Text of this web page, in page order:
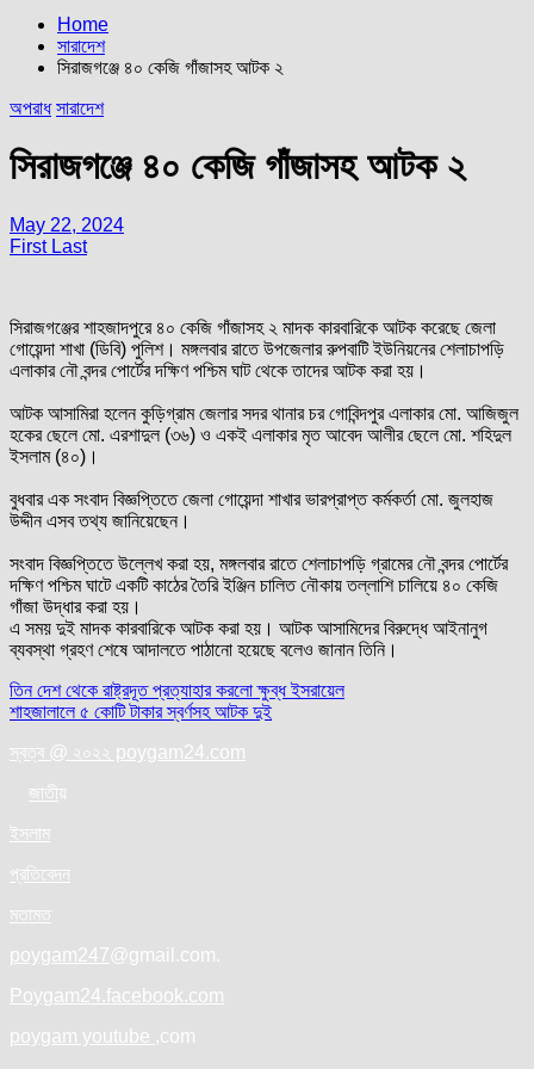
Home
সারাদেশ
সিরাজগঞ্জে ৪০ কেজি গাঁজাসহ আটক ২
অপরাধ সারাদেশ
সিরাজগঞ্জে ৪০ কেজি গাঁজাসহ আটক ২
May 22, 2024
First Last
সিরাজগঞ্জের শাহজাদপুরে ৪০ কেজি গাঁজাসহ ২ মাদক কারবারিকে আটক করেছে জেলা
গোয়েন্দা শাখা (ডিবি) পুলিশ। মঙ্গলবার রাতে উপজেলার রুপবাটি ইউনিয়নের শেলাচাপড়ি
এলাকার নৌ বন্দর পোর্টের দক্ষিণ পশ্চিম ঘাট থেকে তাদের আটক করা হয়।
আটক আসামিরা হলেন কুড়িগ্রাম জেলার সদর থানার চর গোবিন্দপুর এলাকার মো. আজিজুল
হকের ছেলে মো. এরশাদুল (৩৬) ও একই এলাকার মৃত আবেদ আলীর ছেলে মো. শহিদুল
ইসলাম (৪০)।
বুধবার এক সংবাদ বিজ্ঞপ্তিতে জেলা গোয়েন্দা শাখার ভারপ্রাপ্ত কর্মকর্তা মো. জুলহাজ
উদ্দীন এসব তথ্য জানিয়েছেন।
সংবাদ বিজ্ঞপ্তিতে উল্লেখ করা হয়, মঙ্গলবার রাতে শেলাচাপড়ি গ্রামের নৌ বন্দর পোর্টের
দক্ষিণ পশ্চিম ঘাটে একটি কাঠের তৈরি ইঞ্জিন চালিত নৌকায় তল্লাশি চালিয়ে ৪০ কেজি
গাঁজা উদ্ধার করা হয়।
এ সময় দুই মাদক কারবারিকে আটক করা হয়। আটক আসামিদের বিরুদ্ধে আইনানুগ
ব্যবস্থা গ্রহণ শেষে আদালতে পাঠানো হয়েছে বলেও জানান তিনি।
Post
navigation
তিন দেশ থেকে রাষ্ট্রদূত প্রত্যাহার করলো ক্ষুব্ধ ইসরায়েল
শাহজালালে ৫ কোটি টাকার স্বর্ণসহ আটক দুই
স্বত্ব @ ২০২২ poygam24.com
জাতীয়
ইসলাম
প্রতিবেদন
মতামত
poygam247@gmail.com.
Poygam24.facebook.com
poygam youtube ,com